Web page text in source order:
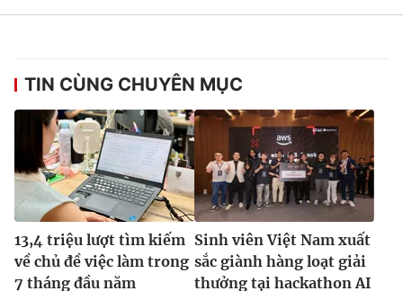
Tổng đài VTV:024.38 355 931 - 024.38 355 932
Liên hệ quảng cáo: 024-7300.7108
TIN CÙNG CHUYÊN MỤC
13,4 triệu lượt tìm kiếm
về chủ đề việc làm trong
7 tháng đầu năm
Sinh viên Việt Nam xuất
sắc giành hàng loạt giải
thưởng tại hackathon AI